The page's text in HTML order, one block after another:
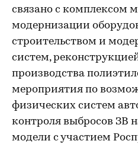
связано с комплексом
модернизации
строительством и
систем,
производства
мероприятия по
физических систем
контроля выбросов ЗВ
модели с участием